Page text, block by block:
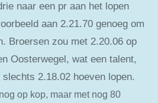
naar een pr aan het lopen
aan 2.21.70 genoeg om
Broersen zou met 2.20.06 op
Oosterwegel, wat een talent,
2.18.02 hoeven lopen.
op kop, maar met nog 80